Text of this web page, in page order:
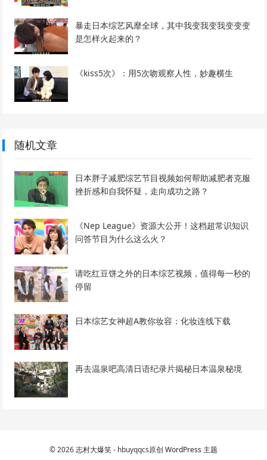
暴走日本综艺风靡全球，其中我变我变我变变变
是怎样火起来的？
《kiss5次》：用5次吻观察人性，妙趣横生
随机文章
日本胖子减肥综艺节目视频如何帮助减肥者克服
挫折感和自我怀疑，走向成功之路？
《Nep League》资源大公开！这档超常识知识
问答节目为什么这么火？
请吃红豆饼之外的日本综艺视频，值得每一秒的
停留
日本综艺女神超A教你妆容：化妆连线下载
再去温泉吧高清日语纪录片揭秘日本温泉秘境
© 2026志村大爆笑- hbuyqqcs原创 WordPress 主题